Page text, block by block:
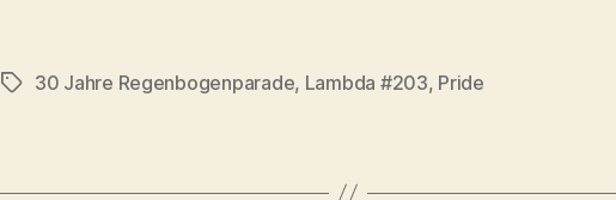
Schlagwörter
30 Jahre Regenbogenparade, Lambda #203, Pride